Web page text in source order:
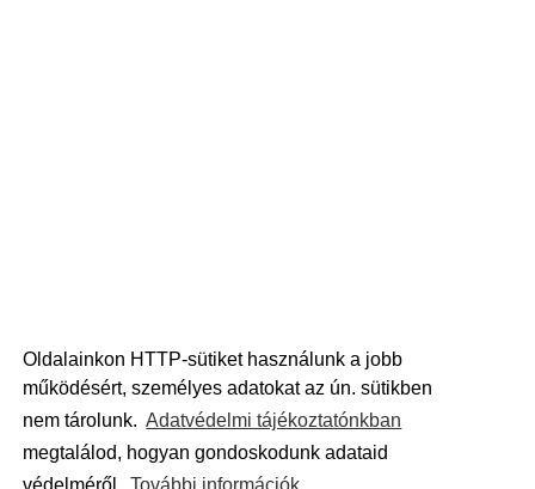
Oldalainkon HTTP-sütiket használunk a jobb
működésért, személyes adatokat az ún. sütikben
nem tárolunk. Adatvédelmi tájékoztatónkban
megtalálod, hogyan gondoskodunk adataid